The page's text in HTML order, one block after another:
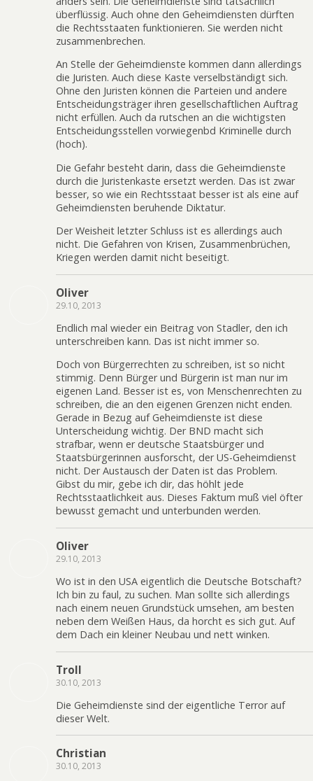
überflüssig. Auch ohne den Geheimdiensten dürften
die Rechtsstaaten funktionieren. Sie werden nicht
zusammenbrechen.
An Stelle der Geheimdienste kommen dann allerdings
die Juristen. Auch diese Kaste verselbständigt sich.
Ohne den Juristen können die Parteien und andere
Entscheidungsträger ihren gesellschaftlichen Auftrag
nicht erfüllen. Auch da rutschen an die wichtigsten
Entscheidungsstellen vorwiegenbd Kriminelle durch
(hoch).
Die Gefahr besteht darin, dass die Geheimdienste
durch die Juristenkaste ersetzt werden. Das ist zwar
besser, so wie ein Rechtsstaat besser ist als eine auf
Geheimdiensten beruhende Diktatur.
Der Weisheit letzter Schluss ist es allerdings auch
nicht. Die Gefahren von Krisen, Zusammenbrüchen,
Kriegen werden damit nicht beseitigt.
Oliver
29.10, 2013
Endlich mal wieder ein Beitrag von Stadler, den ich
unterschreiben kann. Das ist nicht immer so.
Doch von Bürgerrechten zu schreiben, ist so nicht
stimmig. Denn Bürger und Bürgerin ist man nur im
eigenen Land. Besser ist es, von Menschenrechten zu
schreiben, die an den eigenen Grenzen nicht enden.
Gerade in Bezug auf Geheimdienste ist diese
Unterscheidung wichtig. Der BND macht sich
strafbar, wenn er deutsche Staatsbürger und
Staatsbürgerinnen ausforscht, der US-Geheimdienst
nicht. Der Austausch der Daten ist das Problem.
Gibst du mir, gebe ich dir, das höhlt jede
Rechtsstaatlichkeit aus. Dieses Faktum muß viel öfter
bewusst gemacht und unterbunden werden.
Oliver
29.10, 2013
Wo ist in den USA eigentlich die Deutsche Botschaft?
Ich bin zu faul, zu suchen. Man sollte sich allerdings
nach einem neuen Grundstück umsehen, am besten
neben dem Weißen Haus, da horcht es sich gut. Auf
dem Dach ein kleiner Neubau und nett winken.
Troll
30.10, 2013
Die Geheimdienste sind der eigentliche Terror auf
dieser Welt.
Christian
30.10, 2013